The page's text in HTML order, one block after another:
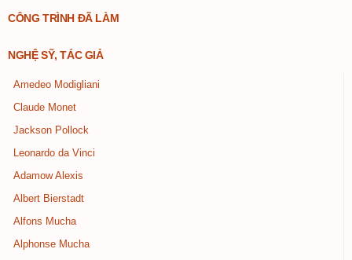
CÔNG TRÌNH ĐÃ LÀM
NGHỆ SỸ, TÁC GIẢ
Amedeo Modigliani
Claude Monet
Jackson Pollock
Leonardo da Vinci
Adamow Alexis
Albert Bierstadt
Alfons Mucha
Alphonse Mucha